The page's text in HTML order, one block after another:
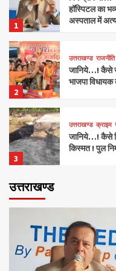
1
हॉस्पिटल का
अस्पताल में
2
उत्तराखण्ड राजनीति
जानिये…! कैसे
भाजपा विधायक
3
उत्तराखण्ड क्राइम
जानिये…! कैसे
किस्मत ! पुल
आध्यात्मिक
उद्घाटन,सीएम
उत्तराखण्ड राजनीति
जानिये…!कैसे
उत्तराखण्ड